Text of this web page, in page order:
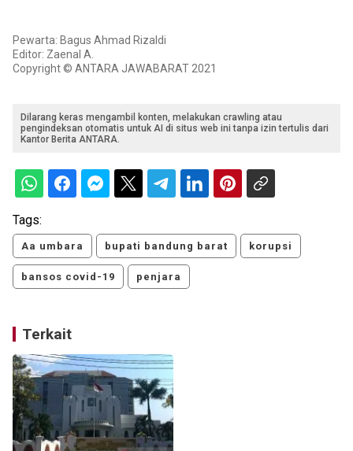
Pewarta: Bagus Ahmad Rizaldi
Editor: Zaenal A.
Copyright © ANTARA JAWABARAT 2021
Dilarang keras mengambil konten, melakukan crawling atau
pengindeksan otomatis untuk AI di situs web ini tanpa izin tertulis dari
Kantor Berita ANTARA.
Tags:
Aa umbara bupati bandung barat korupsi
bansos covid-19 penjara
Terkait